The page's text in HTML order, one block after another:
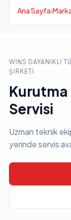
Ana Sayfa›
WINS DAYANIKLI
ŞIRKETI
Kurutma
Servisi
Uzman teknik
yerinde servis